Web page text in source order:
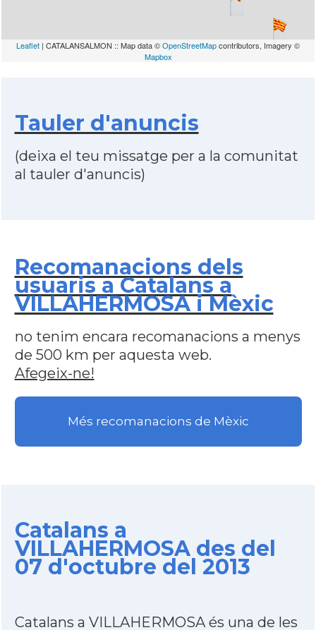
Leaflet | CATALANSALMON :: Map data ©OpenStreetMapcontributors, Imagery ©
Mapbox
Tauler d'anuncis
(deixa el teu missatge per a la comunitat
al tauler d'anuncis)
Recomanacions dels
usuaris a Catalans a
VILLAHERMOSA i Mèxic
no tenim encara recomanacions a menys
de 500 km per aquesta web.
Afegeix-ne!
Més recomanacions de Mèxic
Catalans a
VILLAHERMOSA des del
07 d'octubre del 2013
Catalans a VILLAHERMOSA és una de les